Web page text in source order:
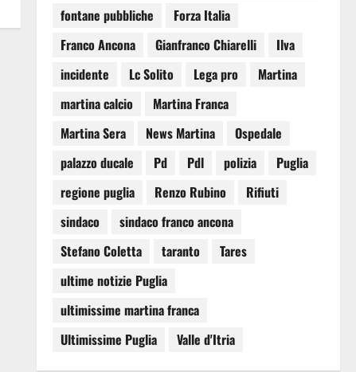
fontane pubbliche
Forza Italia
Franco Ancona
Gianfranco Chiarelli
Ilva
incidente
Lc Solito Lega pro
Martina
martina calcio
Martina Franca
Martina Sera
News Martina
Ospedale
palazzo ducale
Pd Pdl polizia
Puglia
regione puglia
Renzo Rubino
Rifiuti
sindaco
sindaco franco ancona
Stefano Coletta
taranto
Tares
ultime notizie Puglia
ultimissime martina franca
Ultimissime Puglia
Valle d'Itria